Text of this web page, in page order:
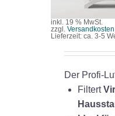
inkl. 19 % MwSt.
zzgl. Versandkosten
Lieferzeit: ca. 3-5
Der Profi-
Filtert